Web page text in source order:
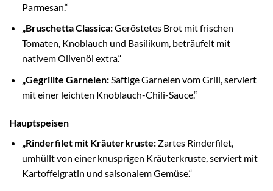
Parmesan.“
„Bruschetta Classica:Geröstetes Brot mit frischen
Tomaten, Knoblauch und Basilikum, beträufelt mit
nativem Olivenöl extra.“
„Gegrillte Garnelen:Saftige Garnelen vom Grill, serviert
mit einer leichten Knoblauch-Chili-Sauce.“
Hauptspeisen
„Rinderfilet mit Kräuterkruste:Zartes Rinderfilet,
umhüllt von einer knusprigen Kräuterkruste, serviert mit
Kartoffelgratin und saisonalem Gemüse.“